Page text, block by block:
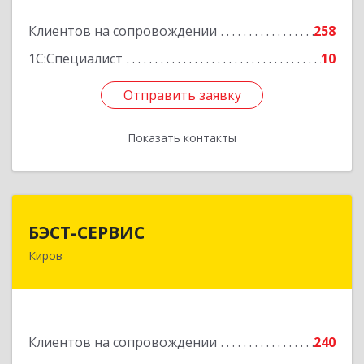
Клиентов на сопровождении
258
1С:Специалист
10
Отправить заявку
Показать контакты
Отправить заявку
Назад
БЭСТ-СЕРВИС
Киров
Клиентов на сопровождении
240